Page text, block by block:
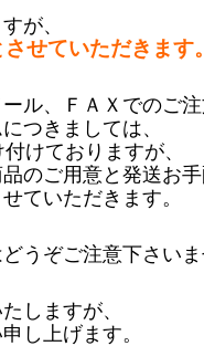
が、
せていただきます
ル、ＦＡＸでのご
つきましては、
けておりますが、
のご用意と発送お
ていただきます。
うぞご注意下さい
しますが、
申し上げます。